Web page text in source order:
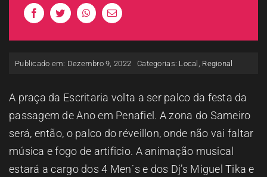
A RCP
CONTACTOS
OUVIR
Publicado em: Dezembro 9, 2022 Categorias: Local Regional
A praça da Escritaria volta a ser palco da festa da
passagem de Ano em Penafiel. A zona do Sameiro
será, então, o palco do réveillon, onde não vai faltar
música e fogo de artificio. A animação musical
estará a cargo dos 4 Men´s e dos Dj’s Miguel Tika e